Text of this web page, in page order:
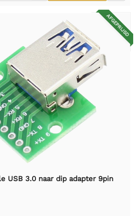
AFGEPRIJSD
USB 3.0 naar dip adapter 9pin